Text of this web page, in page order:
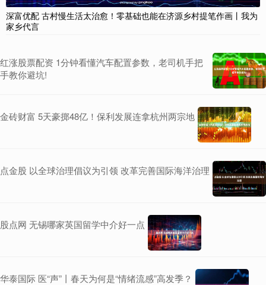
深富优配 古村慢生活太治愈！零基础也能在济源乡村提笔作画丨我为
家乡代言
红涨股票配资 1分钟看懂汽车配置参数，老司机手把
手教你避坑!
金砖财富 5天豪掷48亿！保利发展连拿杭州两宗地
点金股 以全球治理倡议为引领 改革完善国际海洋治理
股点网 无锡哪家英国留学中介好一点
华泰国际 医“声”丨春天为何是“情绪流感”高发季？